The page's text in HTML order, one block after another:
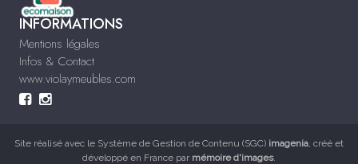
INFORMATIONS
Mentions légales
Infos & Contact
www.violaymeubles.com
Site réalisé avec le Système de Gestion de Contenu (SGC) imagenia , créé et
développé en France par mémoire d'images.